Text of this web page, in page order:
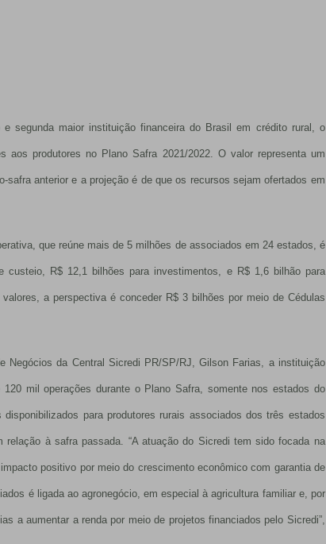
segunda maior instituição financeira do Brasil em crédito rural, o
aos produtores no Plano Safra 2021/2022. O valor representa um
safra anterior e a projeção é de que os recursos sejam ofertados em
que reúne mais de 5 milhões de associados em 24 estados, é
custeio, R$ 12,1 bilhões para investimentos, e R$ 1,6 bilhão para
a perspectiva é conceder R$ 3 bilhões por meio de Cédulas
Negócios da Central Sicredi PR/SP/RJ, Gilson Farias, a instituição
mil operações durante o Plano Safra, somente nos estados do
para produtores rurais associados dos três estados
à safra passada. “A atuação do Sicredi tem sido focada na
positivo por meio do crescimento econômico com garantia de
é ligada ao agronegócio, em especial à agricultura familiar e, por
a aumentar a renda por meio de projetos financiados pelo Sicredi”,